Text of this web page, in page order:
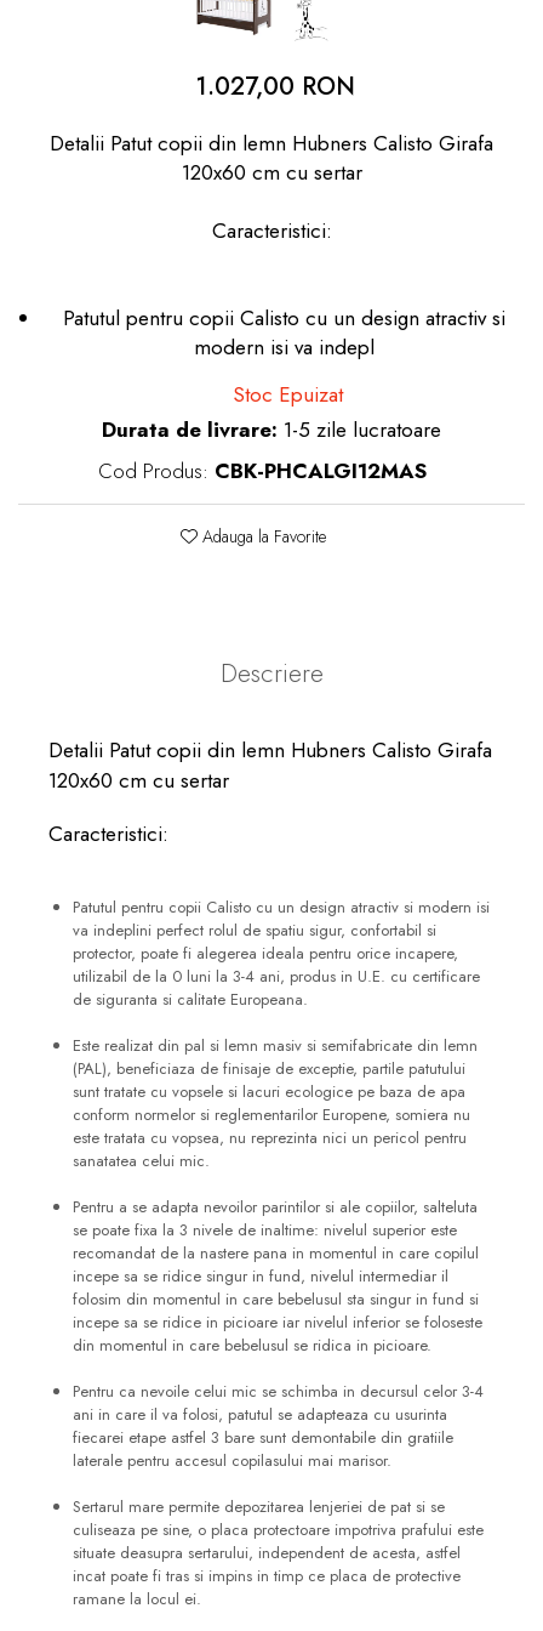
1.027,00 RON
Detalii Patut copii din lemn Hubners Calisto Girafa
120x60 cm cu sertar
Caracteristici:
Patutul pentru copii Calisto cu un design atractiv si
modern isi va indepl
Stoc Epuizat
Durata de livrare: 1-5 zile lucratoare
Cod Produs: CBK-PHCALGI12MAS
Adauga la Favorite
Descriere
Detalii Patut copii din lemn Hubners Calisto Girafa
120x60 cm cu sertar
Caracteristici:
Patutul pentru copii Calisto cu un design atractiv si modern isi
va indeplini perfect rolul de spatiu sigur, confortabil si
protector, poate fi alegerea ideala pentru orice incapere,
utilizabil de la 0 luni la 3-4 ani, produs in U.E. cu certificare
de siguranta si calitate Europeana.
Este realizat din pal si lemn masiv si semifabricate din lemn
(PAL), beneficiaza de finisaje de exceptie, partile patutului
sunt tratate cu vopsele si lacuri ecologice pe baza de apa
conform normelor si reglementarilor Europene, somiera nu
este tratata cu vopsea, nu reprezinta nici un pericol pentru
sanatatea celui mic.
Pentru a se adapta nevoilor parintilor si ale copiilor, salteluta
se poate fixa la 3 nivele de inaltime: nivelul superior este
recomandat de la nastere pana in momentul in care copilul
incepe sa se ridice singur in fund, nivelul intermediar il
folosim din momentul in care bebelusul sta singur in fund si
incepe sa se ridice in picioare iar nivelul inferior se foloseste
din momentul in care bebelusul se ridica in picioare.
Pentru ca nevoile celui mic se schimba in decursul celor 3-4
ani in care il va folosi, patutul se adapteaza cu usurinta
fiecarei etape astfel 3 bare sunt demontabile din gratiile
laterale pentru accesul copilasului mai marisor.
Sertarul mare permite depozitarea lenjeriei de pat si se
culiseaza pe sine, o placa protectoare impotriva prafului este
situate deasupra sertarului, independent de acesta, astfel
incat poate fi tras si impins in timp ce placa de protective
ramane la locul ei.